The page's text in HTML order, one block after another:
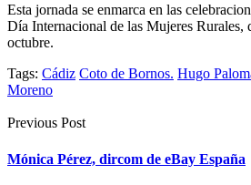
Esta jornada se enmarca en las
Día Internacional de las Mujeres Rurales,
octubre.
Tags: Cádiz Coto de Bornos. Hugo
Moreno
Previous Post
Mónica Pérez, dircom de eBay España